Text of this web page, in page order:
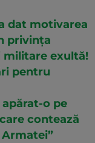
dat motivarea
privința
militare exultă!
pentru
o pe
contează